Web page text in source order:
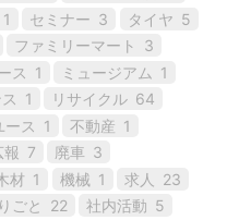
1 セミナー 3 タイヤ 5
ファミリーマート
3
ス 1 ミュージアム 1
1 リサイクル 64
ース 1 不動産 1
報 7 廃車 3
材 1 機械 1 求人
23
ごと 22 社内活動 5